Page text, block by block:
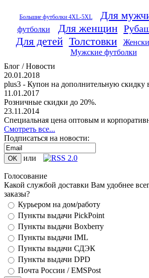
Большие футболки 4XL-5XL Для
футболки
Для женщин
Для детей Толстовки
Мужские футболки
Блог / Новости
20.01.2018
plus3 - Купон на дополнительную скидку
11.01.2017
Розничные скидки до 20%.
23.11.2014
Специальная цена оптовым и
Смотреть все...
Подписаться на новости:
или
Голосование
Какой службой доставки Вам удобнее
заказы?
Курьером на дом/работу
Пункты выдачи PickPoint
Пункты выдачи Boxberry
Пункты выдачи IML
Пункты выдачи СДЭК
Пункты выдачи DPD
Почта России / EMSPost